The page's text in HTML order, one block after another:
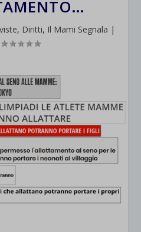
, Diritti, Il Mami Segnala |